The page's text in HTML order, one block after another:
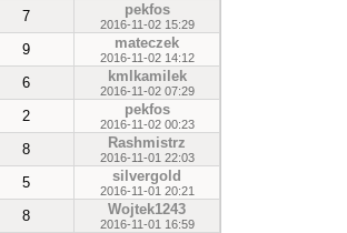
7 pekfos
2016-11-02 15:29
9 mateczek
2016-11-02 14:12
6 kmlkamilek
2016-11-02 07:29
2 pekfos
2016-11-02 00:23
8 Rashmistrz
2016-11-01 22:03
5 silvergold
2016-11-01 20:21
8 Wojtek1243
2016-11-01 16:59